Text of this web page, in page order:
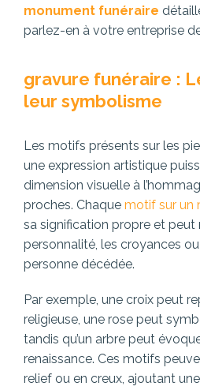
monument funéraire
parlez-en à votre entreprise
gravure funéraire :
leur symbolisme
Les motifs présents sur les
une expression artistique
dimension visuelle à
proches. Chaque motif sur un
sa signification propre et peut
personnalité, les croyances
personne décédée.
Par exemple, une croix peut
religieuse, une rose peut
tandis qu’un arbre peut
renaissance. Ces motifs
relief ou en creux, ajoutant